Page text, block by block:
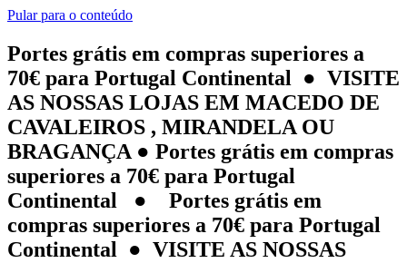
Pular para o conteúdo
Portes grátis em compras superiores a
70€ para Portugal Continental ● VISITE
AS NOSSAS LOJAS EM MACEDO DE
CAVALEIROS , MIRANDELA OU
BRAGANÇA ● Portes grátis em compras
superiores a 70€ para Portugal
Continental ● Portes grátis em
compras superiores a 70€ para Portugal
Continental ● VISITE AS NOSSAS